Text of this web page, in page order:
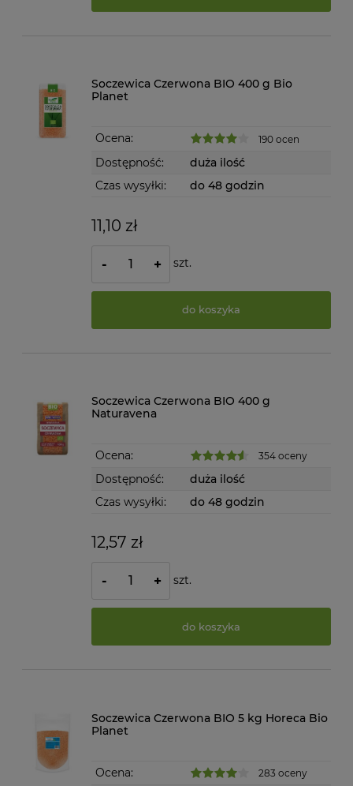
Soczewica Czerwona BIO 400 g Bio
Planet
Ocena: 190 ocen
Dostępność:
duża ilość
Czas wysyłki:
do 48 godzin
11,10 zł
- + szt.
do koszyka
Soczewica Czerwona BIO 400 g
Naturavena
Ocena: 354 oceny
Dostępność:
duża ilość
Czas wysyłki:
do 48 godzin
12,57 zł
- + szt.
do koszyka
Soczewica Czerwona BIO 5 kg Horeca Bio
Planet
Ocena: 283 oceny